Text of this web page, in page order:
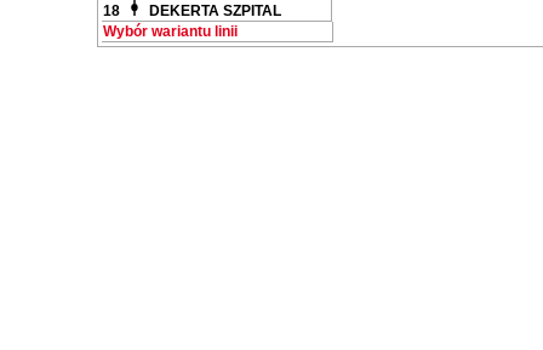
18
DEKERTA SZPITAL
Wybór wariantu linii